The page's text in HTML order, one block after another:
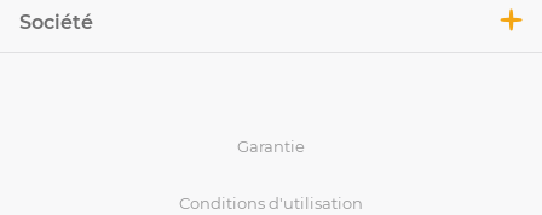
Société
Garantie
Conditions d'utilisation